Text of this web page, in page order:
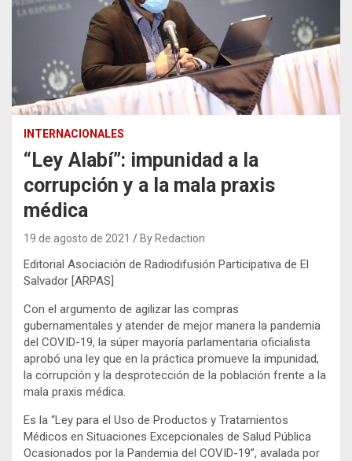
INTERNACIONALES
“Ley Alabí”: impunidad a la
corrupción y a la mala praxis
médica
19 de agosto de 2021 By Redaction
Editorial Asociación de Radiodifusión Participativa de El
Salvador [ARPAS]
Con el argumento de agilizar las compras
gubernamentales y atender de mejor manera la pandemia
del COVID-19, la súper mayoría parlamentaria oficialista
aprobó una ley que en la práctica promueve la impunidad,
la corrupción y la desprotección de la población frente a la
mala praxis médica.
Es la “Ley para el Uso de Productos y Tratamientos
Médicos en Situaciones Excepcionales de Salud Pública
Ocasionados por la Pandemia del COVID-19”, avalada por